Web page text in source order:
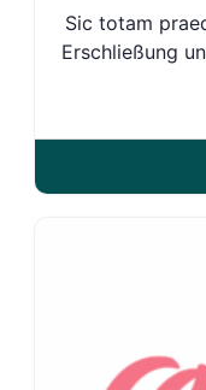
Sic totam
Erschließung